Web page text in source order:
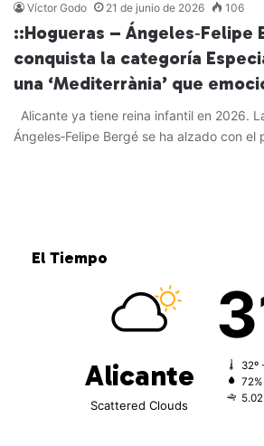
Víctor Godo 21 de junio de 2026 106
::Hogueras – Ángeles‑Felipe
conquista la categoría
una ‘Mediterrània’ que
Alicante ya tiene reina infantil en 2026.
Ángeles‑Felipe Bergé se ha alzado con
El Tiempo
Alicante
Scattered Clouds
32º
72%